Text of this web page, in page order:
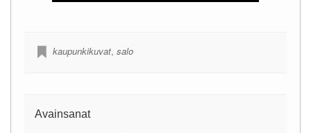
kaupunkikuvat, salo
Avainsanat